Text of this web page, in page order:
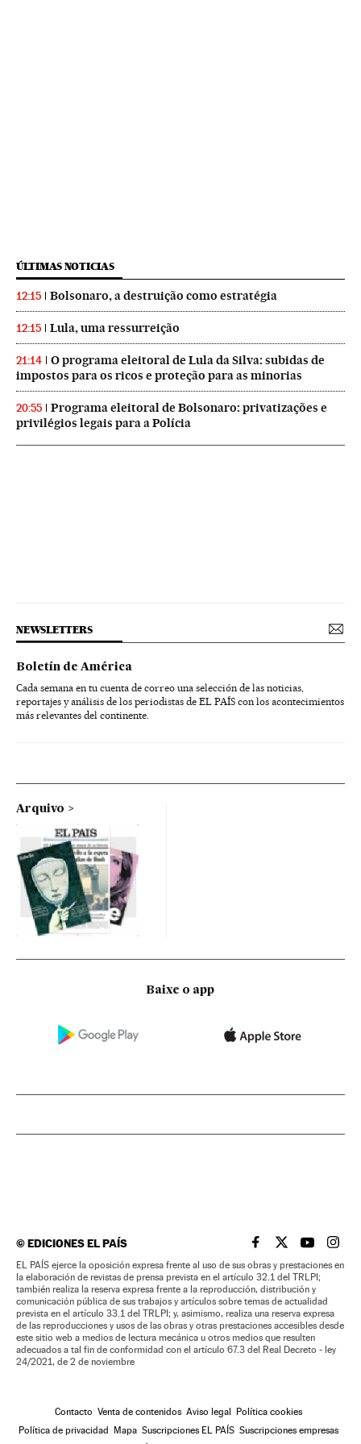
ÚLTIMAS NOTICIAS
12:15 Bolsonaro, a destruição como estratégia
12:15 Lula, uma ressurreição
21:14
O programa eleitoral de Lula da Silva: subidas de
impostos para os ricos e proteção para as minorias
20:55
Programa eleitoral de Bolsonaro: privatizações e
privilégios legais para a Polícia
NEWSLETTERS
Boletín de América
Cada semana en tu cuenta de correo una selección de las noticias,
reportajes y análisis de los periodistas de EL PAÍS con los acontecimientos
más relevantes del continente.
Arquivo
Baixe o app
©EDICIONES EL PAÍS EL PAÍS BRASIL EN
EL PAÍSEL PAÍS
EL
EL PAÍS ejerce la oposición expresa frente al uso de sus obras y prestaciones en
la elaboración de revistas de prensa prevista en el artículo 32.1 del TRLPI;
también realiza la reserva expresa frente a la reproducción, distribución y
comunicación pública de sus trabajos y artículos sobre temas de actualidad
prevista en el artículo 33.1 del TRLPI; y, asimismo, realiza una reserva expresa
de las reproducciones y usos de las obras y otras prestaciones accesibles desde
este sitio web a medios de lectura mecánica u otros medios que resulten
adecuados a tal fin de conformidad con el artículo 67.3 del Real Decreto - ley
24/2021, de 2 de noviembre
Contacto Venta de contenidos Aviso legal Política cookies
Política de privacidad Mapa Suscripciones EL PAÍS Suscripciones empresas